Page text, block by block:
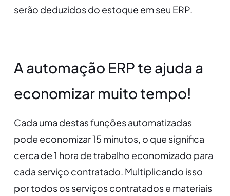
serão deduzidos do estoque em seu ERP.
A automação ERP te ajuda a
economizar muito tempo!
Cada uma destas funções automatizadas
pode economizar 15 minutos, o que significa
cerca de 1 hora de trabalho economizado para
cada serviço contratado. Multiplicando isso
por todos os serviços contratados e materiais